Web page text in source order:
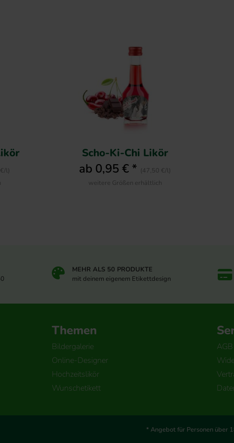
l)
Scho-Ki-Chi Likör
ab 0,95 € * (47,50 €/l)
weitere Größen erhältlich
MEHR ALS 50 PRODUKTE
mit deinem eigenem Etikettdesign
Themen
Bildergalerie
Online-Designer
Hochzeitslikör
Wunschetikett
AGB
* Angebot für Personen über